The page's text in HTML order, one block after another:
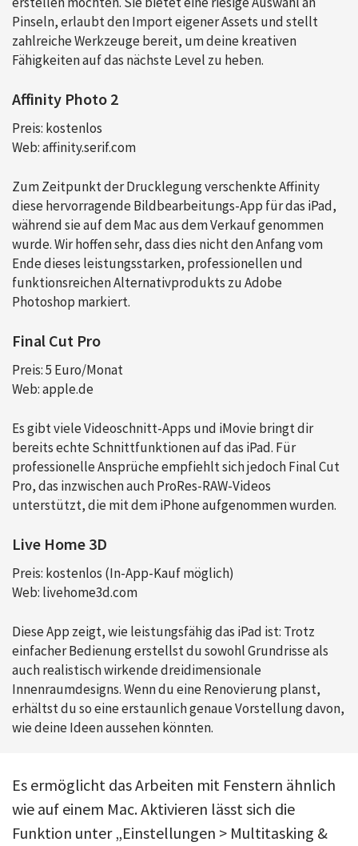
Pinseln, erlaubt den Import eigener Assets und stellt
zahlreiche Werkzeuge bereit, um deine kreativen
Fähigkeiten auf das nächste Level zu heben.
Affinity Photo 2
Preis: kostenlos
Web: affinity.serif.com
Zum Zeitpunkt der Drucklegung verschenkte Affinity
diese hervorragende Bildbearbeitungs-App für das iPad,
während sie auf dem Mac aus dem Verkauf genommen
wurde. Wir hoffen sehr, dass dies nicht den Anfang vom
Ende dieses leistungsstarken, professionellen und
funktionsreichen Alternativprodukts zu Adobe
Photoshop markiert.
Final Cut Pro
Preis: 5 Euro/Monat
Web: apple.de
Es gibt viele Videoschnitt-Apps und iMovie bringt dir
bereits echte Schnittfunktionen auf das iPad. Für
professionelle Ansprüche empfiehlt sich jedoch Final Cut
Pro, das inzwischen auch ProRes-RAW-Videos
unterstützt, die mit dem iPhone aufgenommen wurden.
Live Home 3D
Preis: kostenlos (In-App-Kauf möglich)
Web: livehome3d.com
Diese App zeigt, wie leistungsfähig das iPad ist: Trotz
einfacher Bedienung erstellst du sowohl Grundrisse als
auch realistisch wirkende dreidimensionale
Innenraumdesigns. Wenn du eine Renovierung planst,
erhältst du so eine erstaunlich genaue Vorstellung davon,
wie deine Ideen aussehen könnten.
Es ermöglicht das Arbeiten mit Fenstern ähnlich
wie auf einem Mac. Aktivieren lässt sich die
Funktion unter „Einstellungen > Multitasking &